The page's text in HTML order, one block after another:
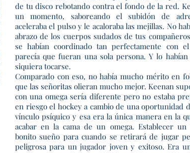
de tu disco rebotando contra el fondo de la red.
un momento, saboreando el subidón de
aceleraba el pulso y le acaloraba las mejillas. No
abrazo de los cuerpos sudados de tus
se habían coordinado tan perfectamente con
parecía que fueran una sola persona. Y lo
siquiera tocarse.
Comparado con eso, no había mucho mérito en
que las señoritas olieran mucho mejor. Keenan
con una omega sería diferente pero no estaba
en riesgo el hockey a cambio de una oportunidad
vínculo psíquico y esa era la única manera en la
acabar en la cama de un omega. Establecer
bonito sueño para cuando se retirará de jugar
peligrosa para un jugador joven y exitoso. Era